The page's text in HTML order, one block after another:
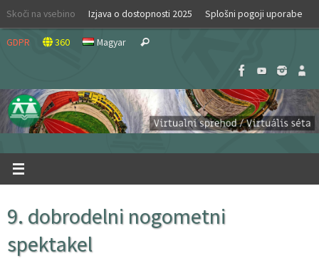
Skip
content
Skoči na vsebino Izjava o dostopnosti 2025 Splošni pogoji uporabe
GDPR 360 Magyar Search
9. dobrodelni nogometni
spektakel